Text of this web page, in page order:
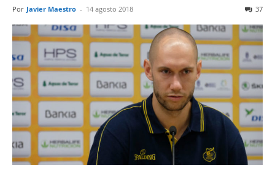
Por Javier Maestro - 14 agosto 2018 37